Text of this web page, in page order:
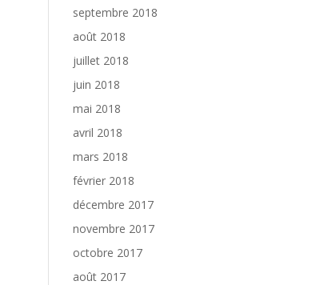
septembre 2018
août 2018
juillet 2018
juin 2018
mai 2018
avril 2018
mars 2018
février 2018
décembre 2017
novembre 2017
octobre 2017
août 2017